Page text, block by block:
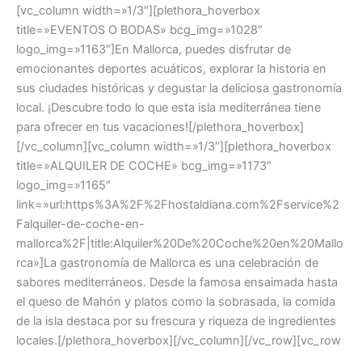
[vc_column width=»1/3″][plethora_hoverbox
title=»EVENTOS O BODAS» bcg_img=»1028″
logo_img=»1163″]En Mallorca, puedes disfrutar de
emocionantes deportes acuáticos, explorar la historia en
sus ciudades históricas y degustar la deliciosa gastronomía
local. ¡Descubre todo lo que esta isla mediterránea tiene
para ofrecer en tus vacaciones![/plethora_hoverbox]
[/vc_column][vc_column width=»1/3″][plethora_hoverbox
title=»ALQUILER DE COCHE» bcg_img=»1173″
logo_img=»1165″
link=»url:https%3A%2F%2Fhostaldiana.com%2Fservice%2
Falquiler-de-coche-en-
mallorca%2F|title:Alquiler%20De%20Coche%20en%20Mallo
rca»]La gastronomía de Mallorca es una celebración de
sabores mediterráneos. Desde la famosa ensaimada hasta
el queso de Mahón y platos como la sobrasada, la comida
de la isla destaca por su frescura y riqueza de ingredientes
locales.[/plethora_hoverbox][/vc_column][/vc_row][vc_row